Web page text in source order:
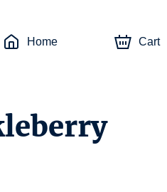
Home Cart